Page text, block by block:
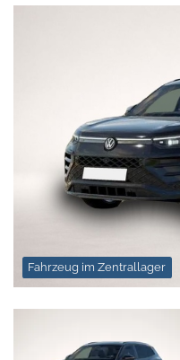
Fahrzeug im Zentrallager